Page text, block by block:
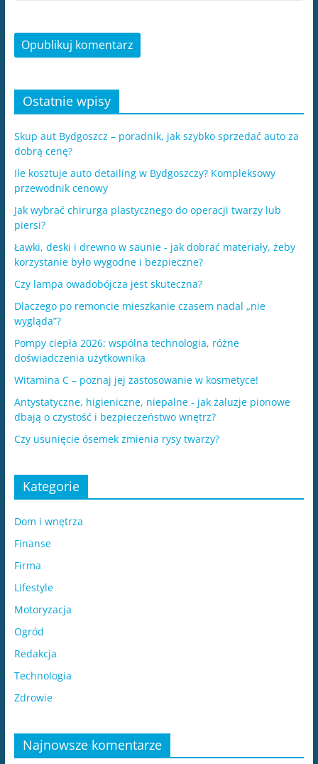
Ostatnie wpisy
Skup aut Bydgoszcz – poradnik, jak szybko sprzedać auto za
dobrą cenę?
Ile kosztuje auto detailing w Bydgoszczy? Kompleksowy
przewodnik cenowy
Jak wybrać chirurga plastycznego do operacji twarzy lub
piersi?
Ławki, deski i drewno w saunie - jak dobrać materiały, żeby
korzystanie było wygodne i bezpieczne?
Czy lampa owadobójcza jest skuteczna?
Dlaczego po remoncie mieszkanie czasem nadal „nie
wygląda”?
Pompy ciepła 2026: wspólna technologia, różne
doświadczenia użytkownika
Witamina C – poznaj jej zastosowanie w kosmetyce!
Antystatyczne, higieniczne, niepalne - jak żaluzje pionowe
dbają o czystość i bezpieczeństwo wnętrz?
​Czy usunięcie ósemek zmienia rysy twarzy?
Kategorie
Dom i wnętrza
Finanse
Firma
Lifestyle
Motoryzacja
Ogród
Redakcja
Technologia
Zdrowie
Najnowsze komentarze